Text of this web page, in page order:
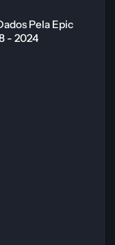
Pela Epic
- 2024